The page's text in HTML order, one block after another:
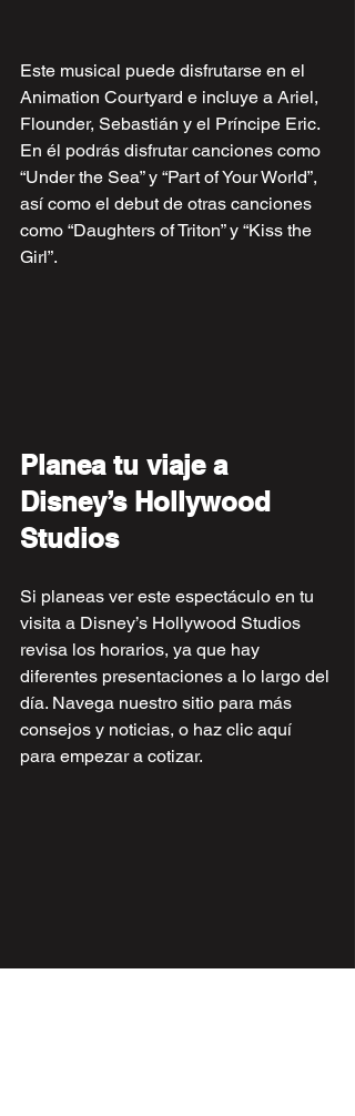
Este musical puede disfrutarse en el
Animation Courtyard e incluye a Ariel,
Flounder, Sebastián y el Príncipe Eric.
En él podrás disfrutar canciones como
“Under the Sea” y “Part of Your World”,
así como el debut de otras canciones
como “Daughters of Triton” y “Kiss the
Girl”.
Planea tu viaje a
Disney’s Hollywood
Studios
Si planeas ver este espectáculo en tu
visita a Disney’s Hollywood Studios
revisa los horarios, ya que hay
diferentes presentaciones a lo largo del
día. Navega nuestro sitio para más
consejos y noticias, o haz clic aquí
para empezar a cotizar.